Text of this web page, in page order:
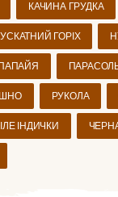
КАЧИНА ГРУДКА
ГОРІХ
ПАПАЙЯ
РУКОЛА
ІНДИЧКИ